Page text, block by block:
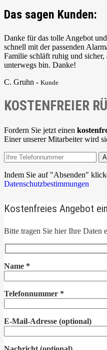
Das sagen Kunden:
Danke für das tolle Angebot
schnell mit der passenden
Familie schläft ruhig und
unterwegs bin. Danke!
C. Gruhn - Kunde
KOSTENFREIER
Fordern Sie jetzt einen
Einer unserer Mitarbeiter wird
Indem Sie auf "Absenden"
Datenschutzbestimmungen
Kostenfreies Angebot
Bitte tragen Sie hier Ihre Daten
Name *
Telefonnummer *
E-Mail-Adresse (optional)